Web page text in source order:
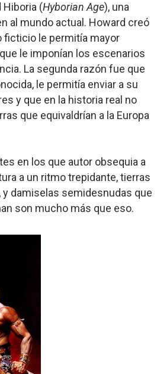
Hiboria (Hyborian Age), una
al mundo actual. Howard creó
ficticio le permitía mayor
le imponían los escenarios
La segunda razón fue que
le permitía enviar a su
y que en la historia real no
que equivaldrían a la Europa
en los que autor obsequia a
a un ritmo trepidante, tierras
damiselas semidesnudas que
son mucho más que eso.